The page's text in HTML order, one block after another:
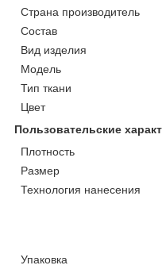
Страна производитель
Состав
Вид изделия
Мoдель
Тип ткани
Цвет
Пользовательские
Плотность
Размер
Технология нанесения
Упаковка